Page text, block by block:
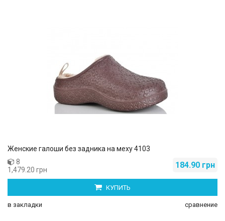
Женские галоши без задника на меху 4103
184.90 грн
8
1,479.20 грн
КУПИТЬ
в закладки сравнение